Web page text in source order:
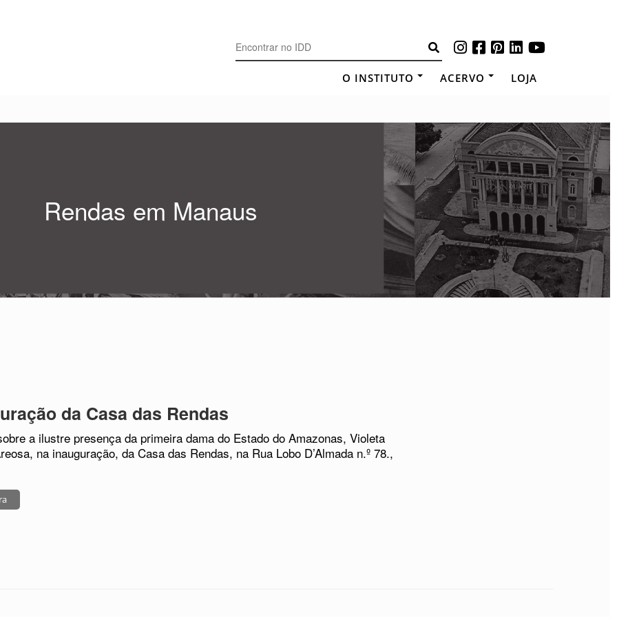
O INSTITUTO ACERVO LOJA
Rendas em Manaus
da Casa das Rendas
a ilustre presença da primeira dama do Estado do Amazonas, Violeta
na inauguração, da Casa das Rendas, na Rua Lobo D’Almada n.º 78.,